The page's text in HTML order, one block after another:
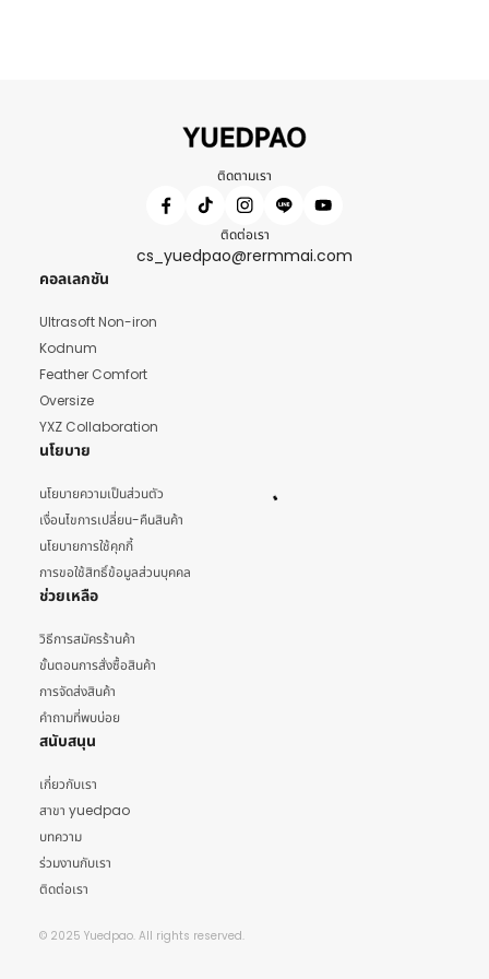
ติดตามเรา
ติดต่อเรา
cs_yuedpao@rermmai.com
คอลเลกชัน
Ultrasoft Non-iron
Kodnum
Feather Comfort
Oversize
YXZ Collaboration
นโยบาย
นโยบายความเป็นส่วนตัว
เงื่อนไขการเปลี่ยน-คืนสินค้า
นโยบายการใช้คุกกี้
การขอใช้สิทธิ์ข้อมูลส่วนบุคคล
ช่วยเหลือ
วิธีการสมัครร้านค้า
ขั้นตอนการสั่งซื้อสินค้า
การจัดส่งสินค้า
คำถามที่พบบ่อย
สนับสนุน
เกี่ยวกับเรา
สาขา yuedpao
บทความ
ร่วมงานกับเรา
ติดต่อเรา
© 2025 Yuedpao. All rights reserved.